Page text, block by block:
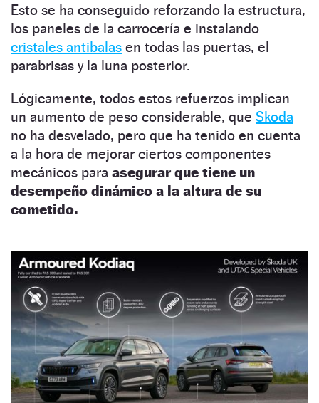
Esto se ha conseguido reforzando la estructura,
los paneles de la carrocería e instalando
cristales antibalas en todas las puertas, el
parabrisas y la luna posterior.
Lógicamente, todos estos refuerzos implican
un aumento de peso considerable, que Skoda
no ha desvelado, pero que ha tenido en cuenta
a la hora de mejorar ciertos componentes
mecánicos para asegurar que tiene un
desempeño dinámico a la altura de su
cometido.